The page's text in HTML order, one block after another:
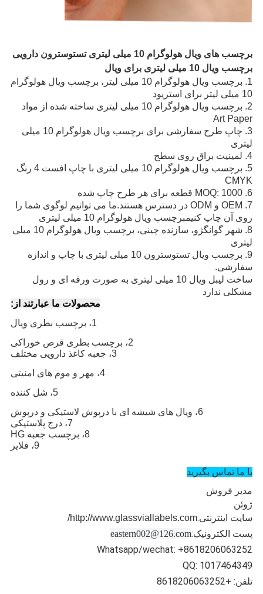
برچسب های ویال هولوگرام 10 میلی لیتری تستوسترون دارویی
برچسب ویال 10 میلی لیتری برای ویال
1. برچسب ویال هولوگرام 10 میلی لیتر، برچسب ویال هولوگرام
10 میلی لیتر برای استریود
2. برچسب ویال هولوگرام 10 میلی لیتری ساخته شده از مواد
Art Paper
3. چاپ طرح سفارشی برای برچسب ویال هولوگرام 10 میلی
لیتری
4. لمینیت براق روی سطح
5. برچسب ویال هولوگرام 10 میلی لیتری با چاپ افست 4 رنگ
CMYK
6. MOQ: 1000 قطعه برای هر طرح چاپ شده
7. OEM و ODM در دسترس هستند.ما می توانیم لوگوی شما را
روی آن چاپ کنیمبرچسب ویال هولوگرام 10 میلی لیتری
8. شهر گوانگژو، سازنده چینی، برچسب ویال هولوگرام 10 میلی
لیتری
9. برچسب ویال تستوسترون 10 میلی لیتری با چاپ و اندازه
سفارشی.
ساخت لیبل ویال 10 میلی لیتری به صورت ورقه ای و رول
مشکلی ندارد
محصولات ما عبارتند از:
1، برچسب بطری ویال
2، برچسب بطری قرص خوراکی
3، جعبه کاغذ دارویی مختلف
4، مهر و موم های امنیتی
5، شل کننده
6، ویال های شیشه ای با درپوش لاستیکی و درپوش
7، درج پلاستیکی
8، برچسب جعبه HG
9، فلایر
با ما تماس بگیرید
مدیر فروش
ژوئن
سایت اینترنتی:http://www.glassviallabels.com/
پست الکترونیک:
eastern002@126.com
Whatsapp/wechat: +8618206063252
QQ: 1017464349
تلفن: +8618206063252